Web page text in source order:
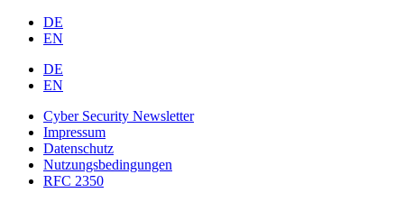
DE
EN
DE
EN
Cyber Security Newsletter
Impressum
Datenschutz
Nutzungsbedingungen
RFC 2350